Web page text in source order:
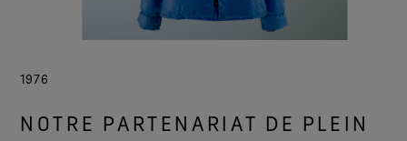
1976
NOTRE PARTENARIAT DE PLEIN